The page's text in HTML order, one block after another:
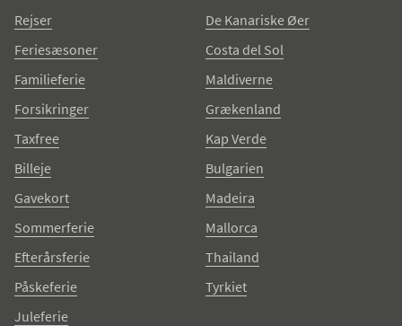
Rejser
Feriesæsoner
Familieferie
Forsikringer
Taxfree
Billeje
Gavekort
Sommerferie
Efterårsferie
Påskeferie
Juleferie
De Kanariske Øer
Costa del Sol
Maldiverne
Grækenland
Kap Verde
Bulgarien
Madeira
Mallorca
Thailand
Tyrkiet